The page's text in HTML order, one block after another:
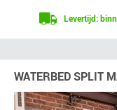
Levertijd:
WATERBED SPLIT